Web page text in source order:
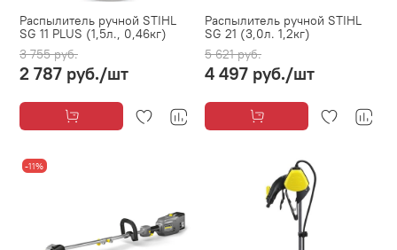
Распылитель ручной STIHL
SG 11 PLUS (1,5л., 0,46кг)
3 755 руб.
2 787 руб./шт
Распылитель ручной STIHL
SG 21 (3,0л. 1,2кг)
5 621 руб.
4 497 руб./шт
-11%